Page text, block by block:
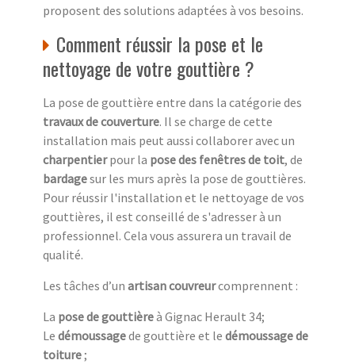
proposent des solutions adaptées à vos besoins.
Comment réussir la pose et le
nettoyage de votre gouttière ?
La pose de gouttière entre dans la catégorie des
travaux de couverture. Il se charge de cette
installation mais peut aussi collaborer avec un
charpentierpour la pose des fenêtres de toit, de
bardagesur les murs après la pose de gouttières.
Pour réussir l'installation et le nettoyage de vos
gouttières, il est conseillé de s'adresser à un
professionnel. Cela vous assurera un travail de
qualité.
Les tâches d’un artisan couvreurcomprennent :
La pose de gouttièreà Gignac Herault 34;
Le démoussagede gouttière et le démoussage de
toiture ;